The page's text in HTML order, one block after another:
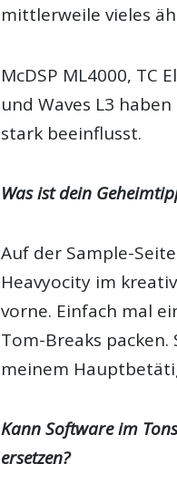
mittlerweile vieles
McDSP ML4000, TC
und Waves L3
stark beeinflusst.
Was ist dein
Auf der Sample-
Heavyocity im
vorne. Einfach mal
Tom-Breaks
meinem
Kann Software im
ersetzen?